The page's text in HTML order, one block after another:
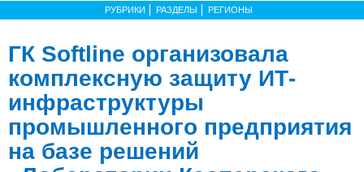
РУБРИКИ РАЗДЕЛЫ РЕГИОНЫ
ГК Softline организовала
комплексную защиту ИТ-
инфраструктуры
промышленного предприятия
на базе решений